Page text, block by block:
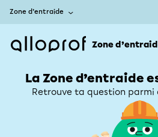
Zone d’entraide
Zone
La Zone d’entraide
Retrouve ta question parmi